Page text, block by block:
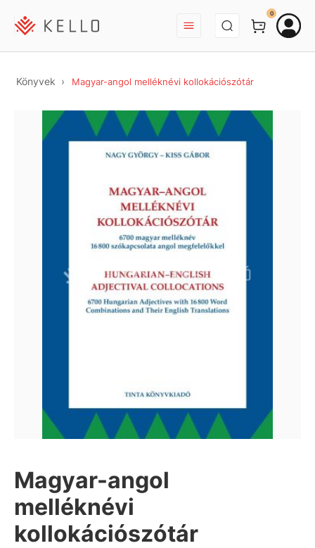
BEJELENTKEZÉS
0
Könyvek Magyar-angol melléknévi kollokációszótár
Magyar-angol
melléknévi
kollokációszótár